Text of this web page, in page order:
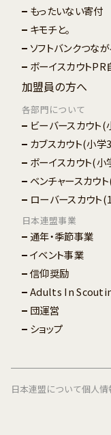
もったいない寄付
キモチと。
ソフトバンクつな
ボーイスカウト
加盟員の方へ
各部門について
ビーバースカウト(
カブスカウト(小学
ボーイスカウト(小
ベンチャースカウト
ローバースカウト
日本連盟事業
通年・季節事業
イベント事業
信仰奨励
Adults In
団運営
ショップ
日本連盟について個人情